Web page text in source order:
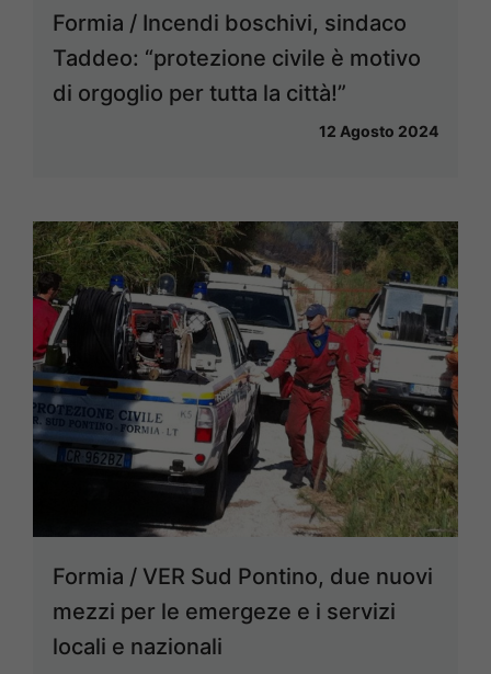
Formia / Incendi boschivi, sindaco
Taddeo: “protezione civile è motivo
di orgoglio per tutta la città!”
12 Agosto 2024
Formia / VER Sud Pontino, due nuovi
mezzi per le emergeze e i servizi
locali e nazionali